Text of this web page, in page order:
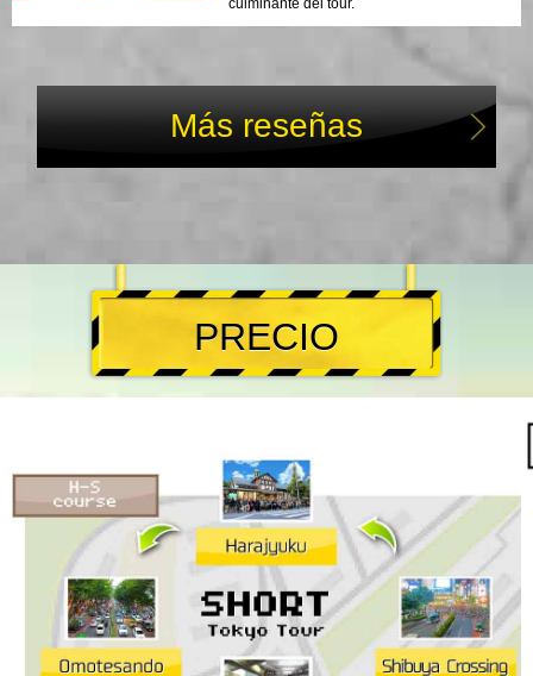
culminante del tour.
Más reseñas
PRECIO